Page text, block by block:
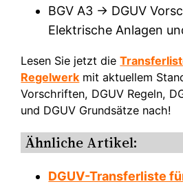
BGV A3 → DGUV
Elektrische Anlagen
Lesen Sie jetzt die
Regelwerk mit aktuellem
Vorschriften, DGUV Regeln,
und DGUV Grundsätze nach!
Ähnliche Artikel:
DGUV-Transferliste